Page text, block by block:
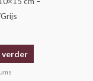
verder